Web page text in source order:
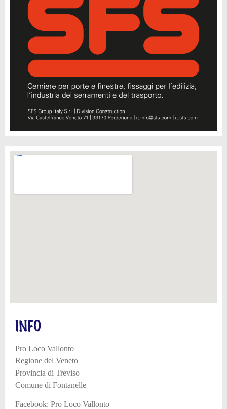
INFO
Pro Loco Vallonto
Regione del Veneto
Provincia di Treviso
Comune di Fontanelle
Facebook: Pro Loco Vallonto